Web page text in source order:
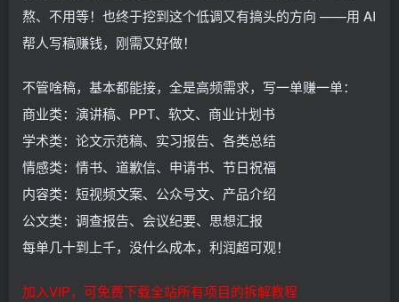
熬、不用等！也终于挖到这个低调又有搞头的方向 ——用 AI
帮人写稿赚钱，刚需又好做！
不管啥稿，基本都能接，全是高频需求，写一单赚一单：
商业类：演讲稿、PPT、软文、商业计划书
学术类：论文示范稿、实习报告、各类总结
情感类：情书、道歉信、申请书、节日祝福
内容类：短视频文案、公众号文、产品介绍
公文类：调查报告、会议纪要、思想汇报
每单几十到上千，没什么成本，利润超可观！
加入VIP，可免费下载全站所有项目的拆解教程